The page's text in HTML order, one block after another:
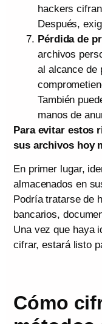
hackers
Después,
Pérdida de
archivos
al alcance de
También
manos de
Para evitar estos
sus archivos hoy
En primer lugar,
almacenados en
Podría tratarse de
bancarios,
Una vez que haya
cifrar, estará listo
Cómo